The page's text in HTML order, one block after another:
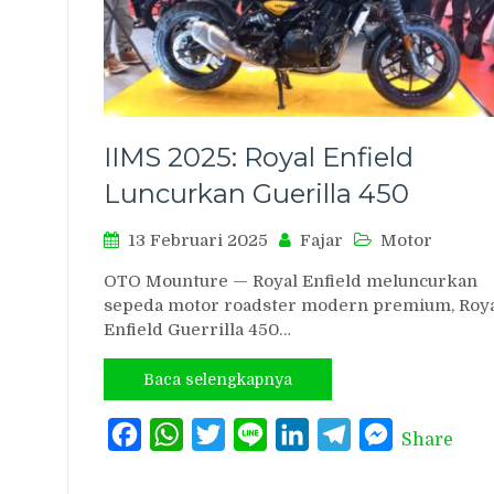
IIMS 2025: Royal Enfield
Luncurkan Guerilla 450
13 Februari 2025 Fajar Motor
OTO Mounture — Royal Enfield meluncurkan
sepeda motor roadster modern premium,
Enfield Guerrilla 450…
Baca selengkapnya
FacebookWhatsAppTwitterLine LinkedInTelegramMessenger
Share